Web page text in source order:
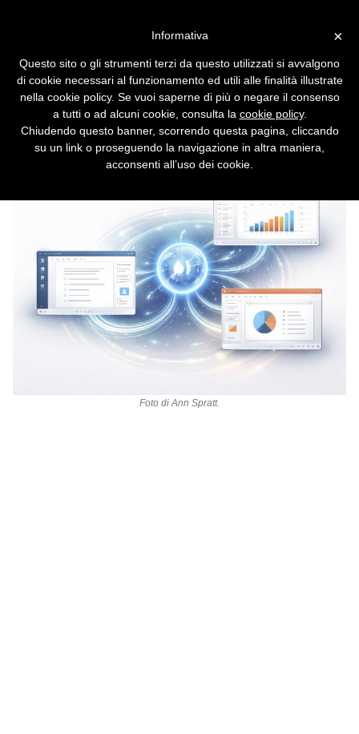
gestisce revisioni,
formattazione e analisi dei
documenti
L'IA di Anthropic è già in Excel e PowerPoint.
Foto di Ann Spratt.
×
Informativa
Questo sito o gli strumenti terzi da questo utilizzati si avvalgono
di cookie necessari al funzionamento ed utili alle finalità illustrate
nella cookie policy. Se vuoi saperne di più o negare il consenso
a tutti o ad alcuni cookie, consulta la cookie policy.
Chiudendo questo banner, scorrendo questa pagina, cliccando
su un link o proseguendo la navigazione in altra maniera,
acconsenti all’uso dei cookie.